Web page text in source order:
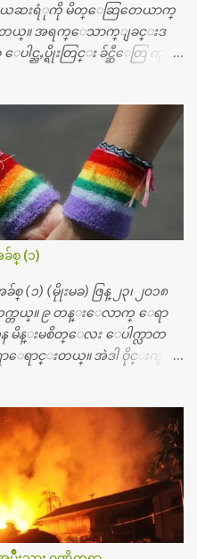
တိုရိယေဆးရံုကို မိတ္ေဆြတေယာက္
တယ္။ အရက္ေသာက္ျခင္းဒ
ႇပ္ရိုးတြင္း ခ်င္ဆီေတြ ကုန္ခ
းရမ္းခြဲစိတ္ အရိုးအစားထိုးကုပါတ
ရိုးအစားထိုးပစၥည္း စတဲ့စရိ
တ္ သိန္း ၇၀ ေလာက္ ကုန္သြား
ြ႔ရင္း ဟိုတယ္လို သန္႔ရွင္းသ
အမ္အာအိုင္1 စက္ခန္းကိုေ
းရင္ က်ပ္တသိန္းေက်ာ္ က်သင့္
ျခ၊ ဦးေႏွာက္ေတြ အေသး
သပ္ရပါတယ္။ ခႏၱာကိုယ္အစိတ္ပို
လထရာေဆာင္း2 စက္ေတြ
ျပည္ေဆးရံုတိုင္းရွိပါတယ္။
က်သင့္ပါတယ္။ စာေရးသူ လြ
စ္ (၁)
၁) (မိုုးမခ) ဇြန္ ၂၃၊ ၂၀၁၈
တယ္။ ၉ တန္းေလာက္ ေရာ
န္းမစိတ္ေလး ေပါက္လာတ
ေရာင္းတယ္။ အဲဒါ ဝိုင္းကူ
အစားေတြကိုလည္း ခုိးဝတ္တ
ကိုယ္ကို မိန္းမစိတ္ေပါက္မွန္း
။ ညီအစ္ကို ေမာင္နွမ အားလံုး ၆
စ္မ ႏွစ္ေယာက္။ အစ္ကိုေတြက
ဆိုေတာ့ အမေတြနဲ႔ဘဲ ေပါ
း ေယာက္်ားဆုိ ေယာ
ေဖ့ကို ေၾကာက္လည္း ေၾကာ